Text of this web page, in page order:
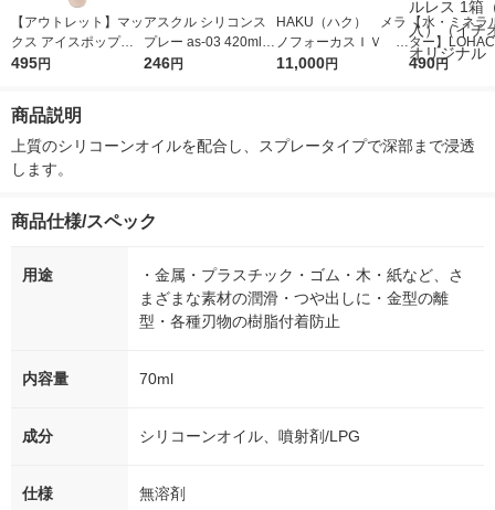
【アウトレット】マッ
クス アイスポップマ
ルチケース シリコン
BB
495円
アスクル シリコンス
プレー as-03 420ml 1
本 オリジナル
246円
HAKU（ハク） メラ
ノフォーカスＩＶ 4
5ｇ 資生堂 おまけ
11,000円
【水・ミネラ
ター】
r（ロハコウ
490円
商品説明
上質のシリコーンオイルを配合し、スプレータイプで深部まで浸透
します。
商品仕様/スペック
用途
・金属・プラスチック・ゴム・木・紙など、さ
まざまな素材の潤滑・つや出しに・金型の離
型・各種刃物の樹脂付着防止
内容量 70ml
成分 シリコーンオイル、噴射剤/LPG
仕様 無溶剤